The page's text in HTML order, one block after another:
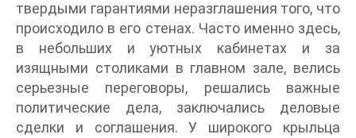
твердыми гарантиями неразглашения того, что
происходило в его стенах. Часто именно здесь,
в небольших и уютных кабинетах и за
изящными столиками в главном зале, велись
серьезные переговоры, решались важные
политические дела, заключались деловые
сделки и соглашения. У широкого крыльца